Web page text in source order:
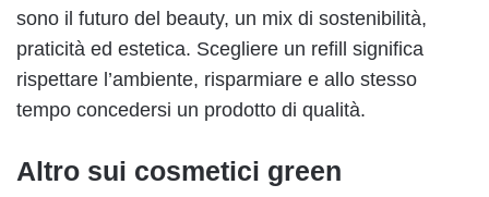
sono il futuro del beauty, un mix di sostenibilità,
praticità ed estetica. Scegliere un refill significa
rispettare l’ambiente, risparmiare e allo stesso
tempo concedersi un prodotto di qualità.
Altro sui cosmetici green